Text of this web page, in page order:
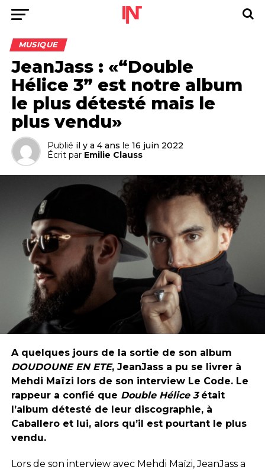
MUSIQUE
JeanJass : «“Double
Hélice 3” est notre album
le plus détesté mais le
plus vendu»
Publié il y a 4 ans le 16 juin 2022
Écrit par Emilie Clauss
A quelques jours de la sortie de son album
DOUDOUNE EN ETE, JeanJass a pu se livrer à
Mehdi Maïzi lors de son interview Le Code. Le
rappeur a confié que Double Hélice 3était
l’album détesté de leur discographie, à
Caballero et lui, alors qu’il est pourtant le plus
vendu.
Lors de son interview avec Mehdi Maïzi, JeanJass a